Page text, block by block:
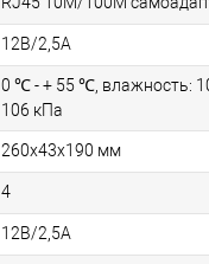
12В/2,5А
0 ℃ - + 55 ℃, влажность:
106 кПа
260х43х190 мм
4
12В/2,5А